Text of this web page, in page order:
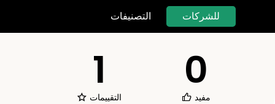
التصنيفات للشركات
1
التقييمات
0
مفيد